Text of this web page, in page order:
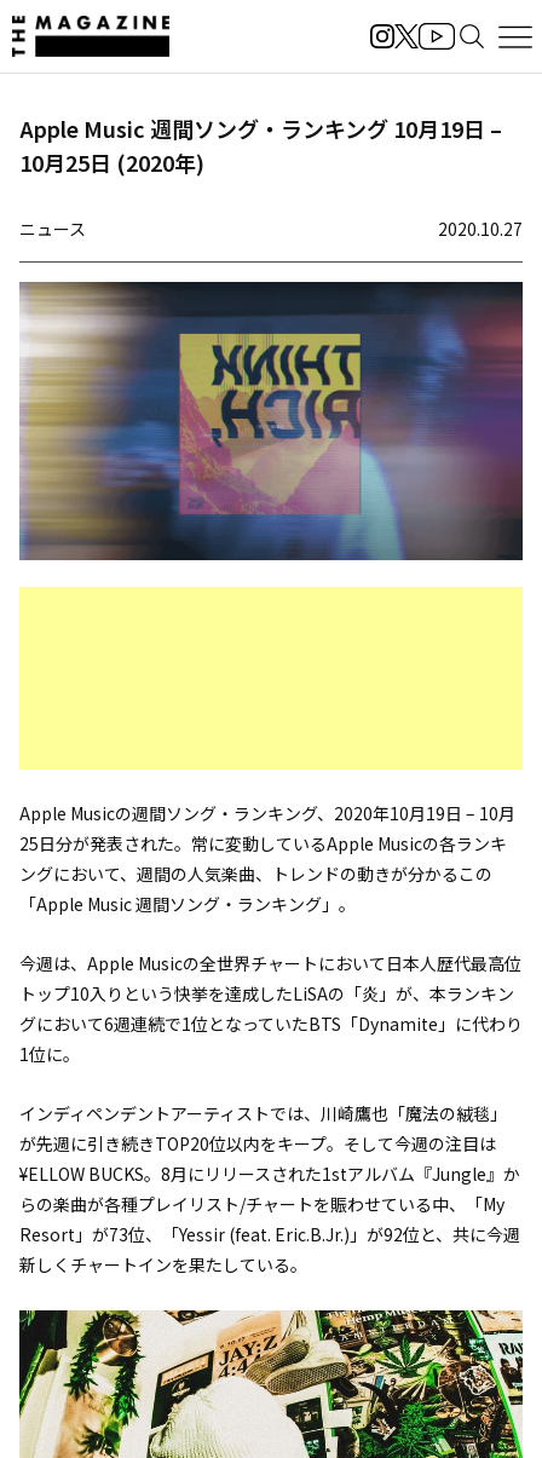
Apple Music 週間ソング・ランキング 10月19日 –
10月25日 (2020年)
ニュース 2020.10.27
Apple Musicの週間ソング・ランキング、2020年10月19日 – 10月
25日分が発表された。常に変動しているApple Musicの各ランキ
ングにおいて、週間の人気楽曲、トレンドの動きが分かるこの
「Apple Music 週間ソング・ランキング」。
今週は、Apple Musicの全世界チャートにおいて日本人歴代最高位
トップ10入りという快挙を達成したLiSAの「炎」が、本ランキン
グにおいて6週連続で1位となっていたBTS「Dynamite」に代わり
1位に。
インディペンデントアーティストでは、川崎鷹也「魔法の絨毯」
が先週に引き続きTOP20位以内をキープ。そして今週の注目は
¥ELLOW BUCKS。8月にリリースされた1stアルバム『Jungle』か
らの楽曲が各種プレイリスト/チャートを賑わせている中、「My
Resort」が73位、「Yessir (feat. Eric.B.Jr.)」が92位と、共に今週
新しくチャートインを果たしている。